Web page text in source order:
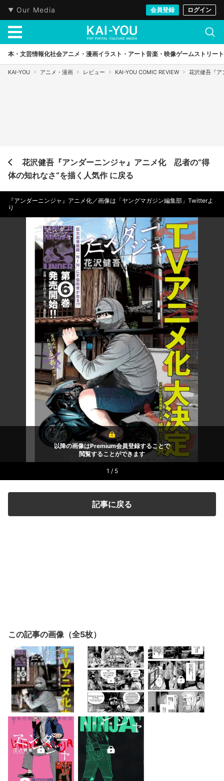
Our Media 会員登録 ログイン
本・文芸情報化社会アニメ・漫画イラスト・アート音楽・映像ゲームストリート
KAI-YOU アニメ・漫画 レビュー KAI-YOU COMIC REVIEW 花沢健吾『
花沢健吾『アンダーニンジャ』アニメ化 忍者の“得
体の知れなさ“を描く人気作 に戻る
『アンダーニンジャ』アニメ化／画像は「ヤングマガジン編集部」Twitterよ
り
以降の画像はPremium会員登録することで
閲覧することができます
1 / 5
記事に戻る
この記事の画像（全5枚）